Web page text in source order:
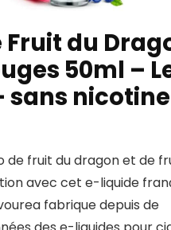
Fruit du
50ml –
sans
de fruit du dragon et de
avec cet e-liquide
fabrique depuis de